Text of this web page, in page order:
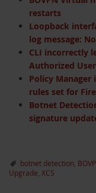
restarts
Loopback
log message:
CLI incorrectly
Authorized
Policy Manager
rules set for
Botnet
signature
botnet detection
Upgrade XCS